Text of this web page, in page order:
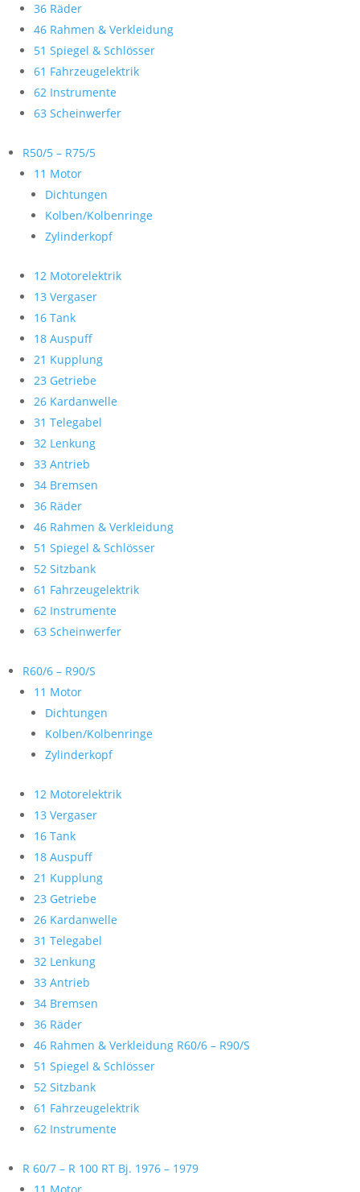
36 Räder
46 Rahmen & Verkleidung
51 Spiegel & Schlösser
61 Fahrzeugelektrik
62 Instrumente
63 Scheinwerfer
R50/5 – R75/5
11 Motor
Dichtungen
Kolben/Kolbenringe
Zylinderkopf
12 Motorelektrik
13 Vergaser
16 Tank
18 Auspuff
21 Kupplung
23 Getriebe
26 Kardanwelle
31 Telegabel
32 Lenkung
33 Antrieb
34 Bremsen
36 Räder
46 Rahmen & Verkleidung
51 Spiegel & Schlösser
52 Sitzbank
61 Fahrzeugelektrik
62 Instrumente
63 Scheinwerfer
R60/6 – R90/S
11 Motor
Dichtungen
Kolben/Kolbenringe
Zylinderkopf
12 Motorelektrik
13 Vergaser
16 Tank
18 Auspuff
21 Kupplung
23 Getriebe
26 Kardanwelle
31 Telegabel
32 Lenkung
33 Antrieb
34 Bremsen
36 Räder
46 Rahmen & Verkleidung R60/6 – R90/S
51 Spiegel & Schlösser
52 Sitzbank
61 Fahrzeugelektrik
62 Instrumente
R 60/7 – R 100 RT Bj. 1976 – 1979